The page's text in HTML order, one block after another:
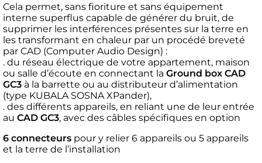
Cela permet, sans fioriture et sans équipement
interne superflus capable de générer du bruit, de
supprimer les interférences présentes sur la terre en
les transformant en chaleur par un procédé breveté
par CAD (Computer Audio Design) :
. du réseau électrique de votre appartement, maison
ou salle d’écoute en connectant la Ground box CAD
GC3 à la barrette ou au distributeur d’alimentation
(type KUBALA SOSNA XPander),
. des différents appareils, en reliant une de leur entrée
au CAD GC3, avec des câbles spécifiques en option
6 connecteurs pour y relier 6 appareils ou 5 appareils
et la terre de l’installation